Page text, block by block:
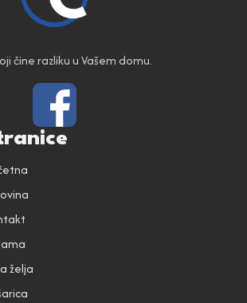
čine razliku u Vašem domu.
želja